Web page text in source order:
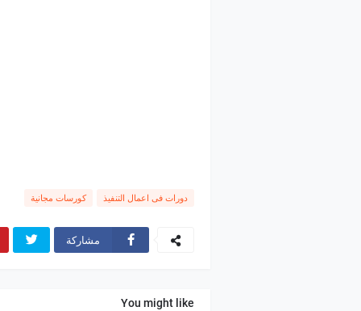
دورات فى اعمال التنفيذ كورسات مجانية
مشاركة
You might like